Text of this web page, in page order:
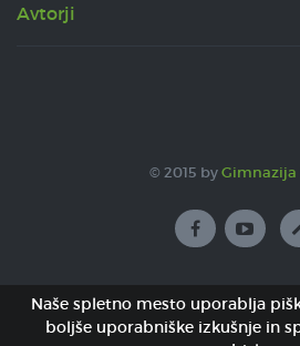
Avtorji
© 2015 byGimnazija
Naše spletno mesto uporablja
boljše uporabniške izkušnje in